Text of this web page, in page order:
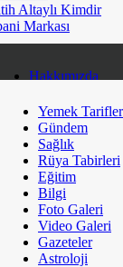
Hakkımızda
Gizlilik
Topluluk
Çerez Politikaları
Kullanım
Künye
Yemek
Gündem
Sağlık
Rüya Tabirleri
Eğitim
Bilgi
Foto Galeri
Video Galeri
Gazeteler
Astroloji